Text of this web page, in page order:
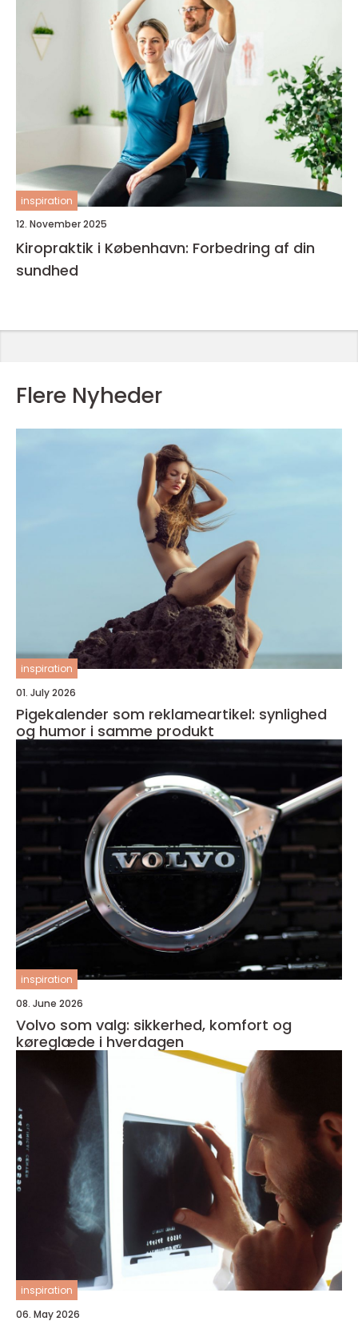
inspiration
12. November 2025
Kiropraktik i København: Forbedring af din
sundhed
Flere Nyheder
inspiration
01. July 2026
Pigekalender som reklameartikel: synlighed
og humor i samme produkt
inspiration
08. June 2026
Volvo som valg: sikkerhed, komfort og
køreglæde i hverdagen
inspiration
06. May 2026